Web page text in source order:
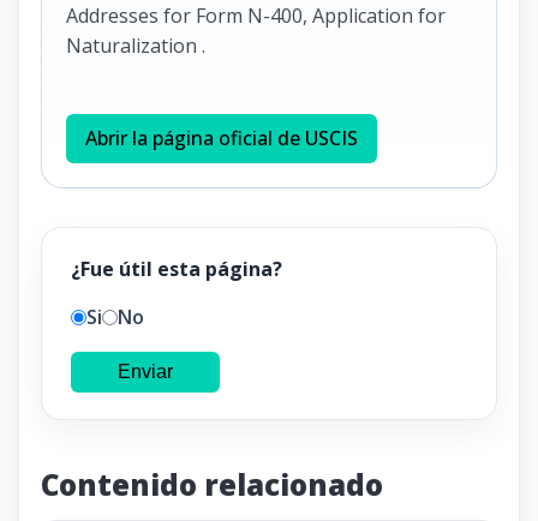
Addresses for Form N-400, Application for
Naturalization .
Abrir la página oficial de USCIS
¿Fue útil esta página?
Si
No
Enviar
Contenido relacionado